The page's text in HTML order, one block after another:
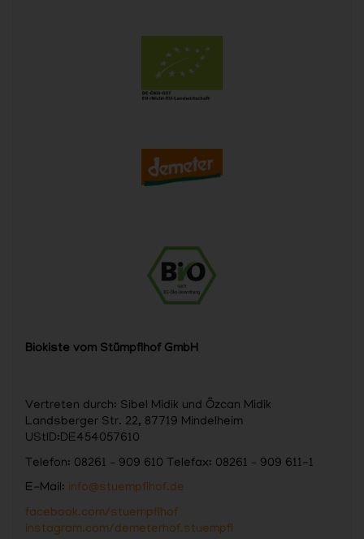
Biokiste vom Stümpflhof GmbH
Vertreten durch: Sibel Midik und Özcan Midik
Landsberger Str. 22, 87719 Mindelheim
UStID:DE454057610
Telefon: 08261 – 909 610 Telefax: 08261 – 909 611-1
E-Mail: info@stuempflhof.de
facebook.com/stuempflhof
instagram.com/demeterhof.stuempfl